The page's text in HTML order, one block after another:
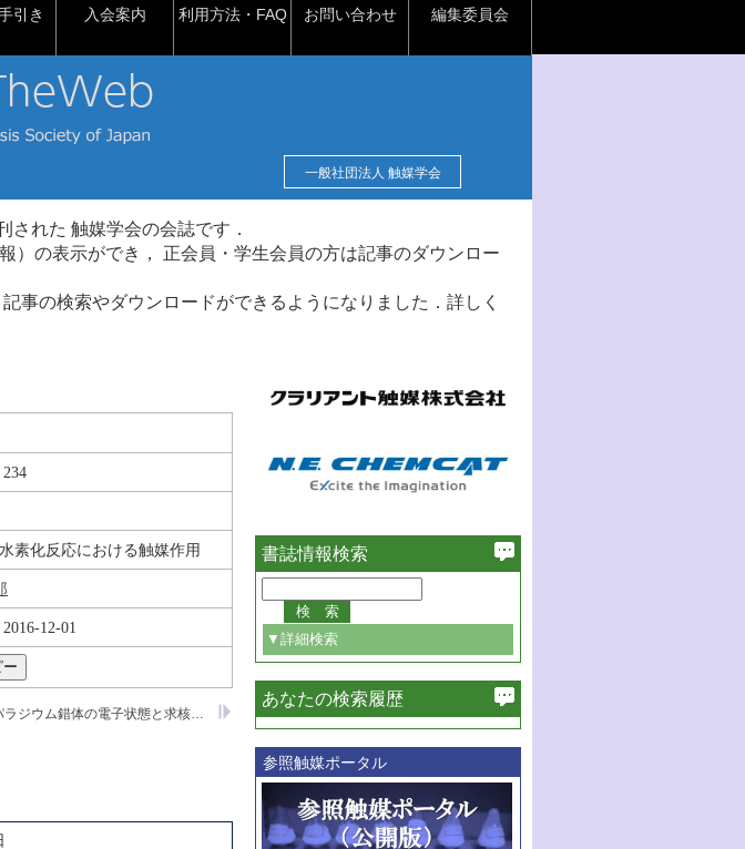
引き 入会案内 利用方法・FAQ お問い合わせ 編集委員会
一般社団法人 触媒学会
された 触媒学会の会誌です．
）の表示ができ， 正会員・学生会員の方は記事のダウンロー
事の検索やダウンロードができるようになりました．詳しく
234
素化反応における触媒作用
2016-12-01
π-アリル-パラジウム錯体の電子状態と求核攻撃に対する反応性
書誌情報検索
▼詳細検索
必ず含む
巻・号指定
巻
号
範囲指定
あなたの検索履歴
参照触媒ポータル